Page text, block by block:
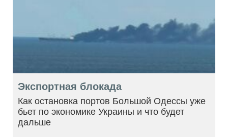
Экспортная блокада
Как остановка портов Большой Одессы уже
бьет по экономике Украины и что будет
дальше